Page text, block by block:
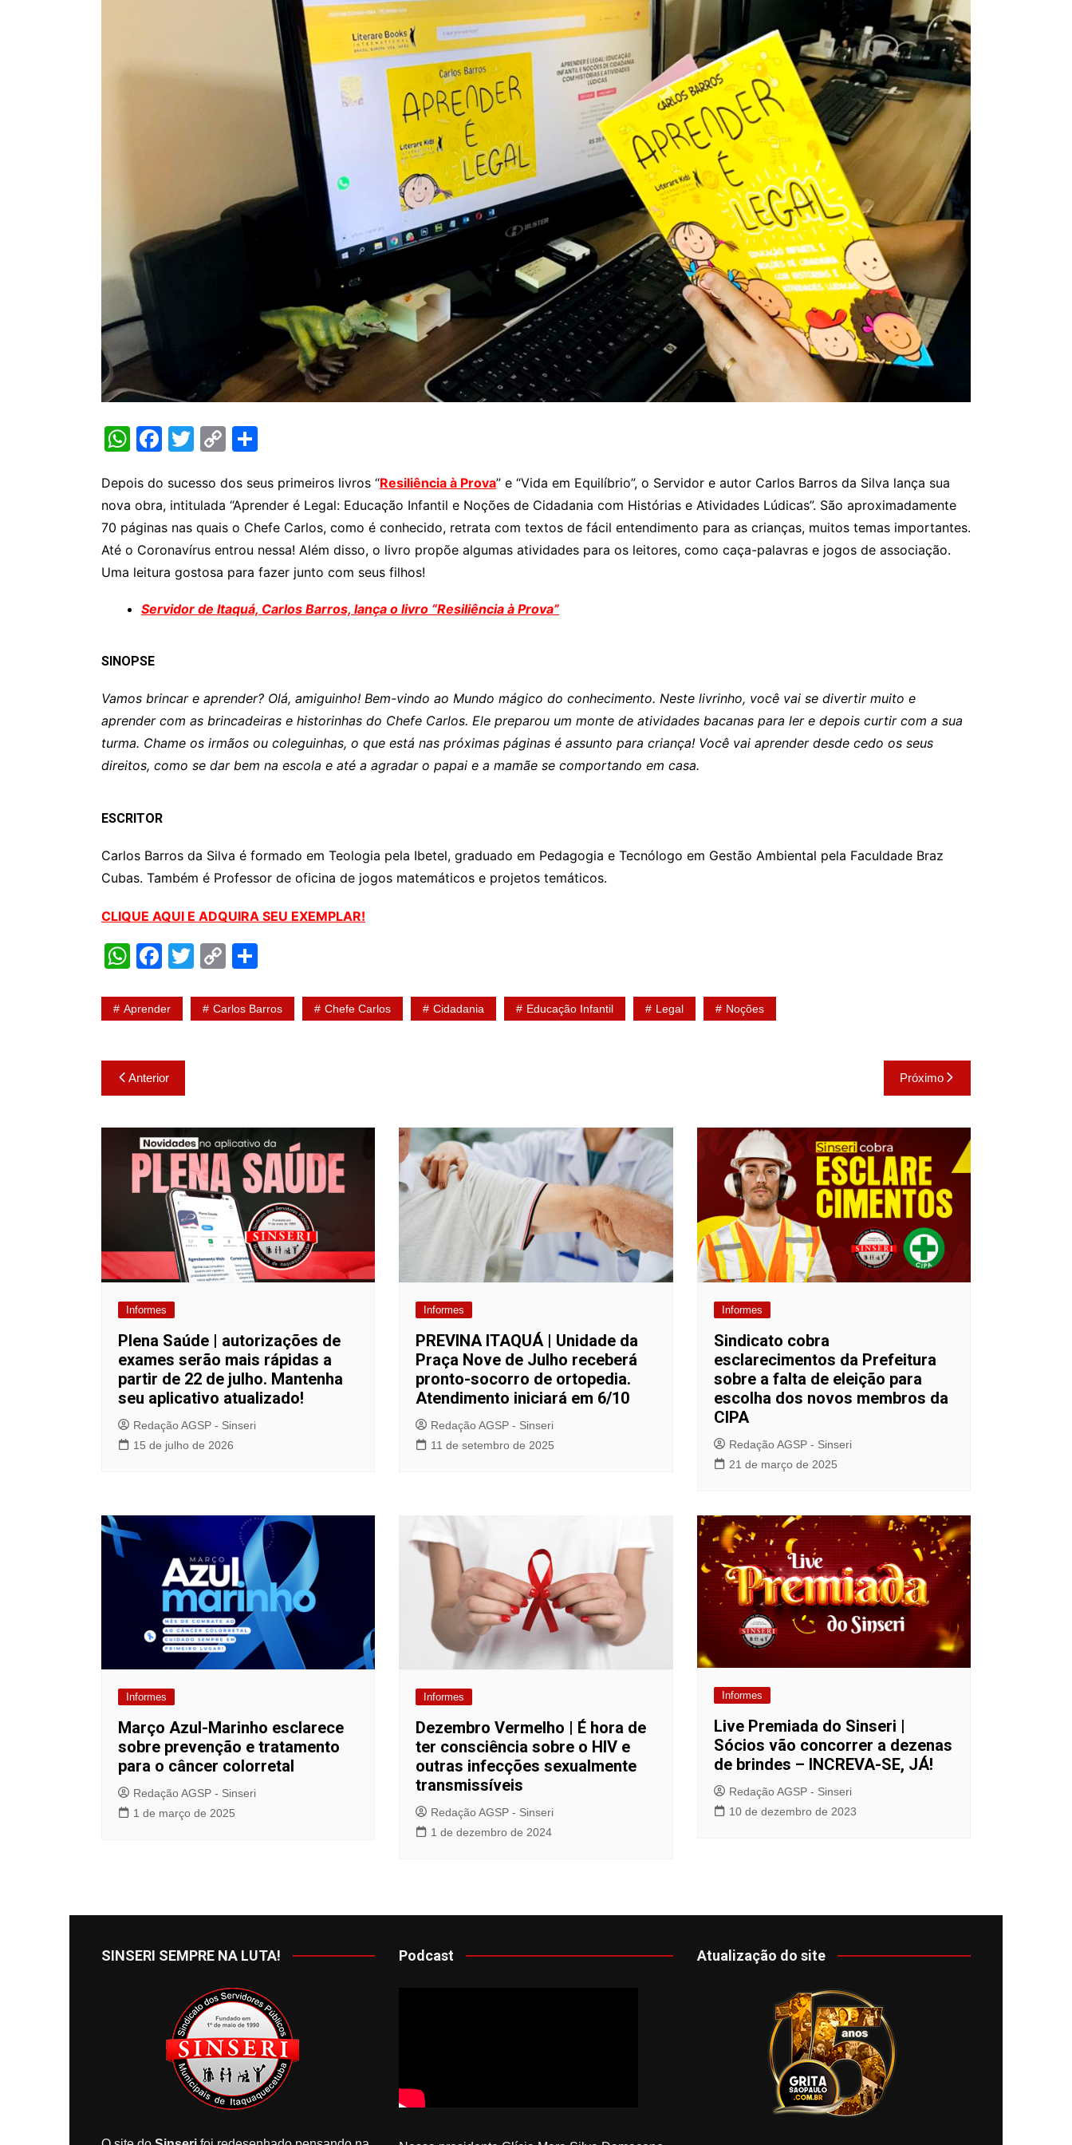
Idiomas
Max Doutor
Mogidonto
Plena Odonto
Plantão Card
Psicólogo
Studio Jet Silva
Sindicatos Online
W
at
s
A
p
F
c
e
b
o
k
T
itt
er
C
p
y
Li
n
ar
e
Depois do sucesso dos seus primeiros livros “Resiliência à Prova” e “Vida em Equilíbrio”, o Servidor e autor Carlos Barros da Silva lança sua
nova obra, intitulada “Aprender é Legal: Educação Infantil e Noções de Cidadania com Histórias e Atividades Lúdicas”. São aproximadamente
70 páginas nas quais o Chefe Carlos, como é conhecido, retrata com textos de fácil entendimento para as crianças, muitos temas importantes.
Até o Coronavírus entrou nessa! Além disso, o livro propõe algumas atividades para os leitores, como caça-palavras e jogos de associação.
Uma leitura gostosa para fazer junto com seus filhos!
Servidor de Itaquá, Carlos Barros, lança o livro “Resiliência à Prova”
SINOPSE
Vamos brincar e aprender? Olá, amiguinho! Bem-vindo ao Mundo mágico do conhecimento. Neste livrinho, você vai se divertir muito e
aprender com as brincadeiras e historinhas do Chefe Carlos. Ele preparou um monte de atividades bacanas para ler e depois curtir com a sua
turma. Chame os irmãos ou coleguinhas, o que está nas próximas páginas é assunto para criança! Você vai aprender desde cedo os seus
direitos, como se dar bem na escola e até a agradar o papai e a mamãe se comportando em casa.
ESCRITOR
Carlos Barros da Silva é formado em Teologia pela Ibetel, graduado em Pedagogia e Tecnólogo em Gestão Ambiental pela Faculdade Braz
Cubas. Também é Professor de oficina de jogos matemáticos e projetos temáticos.
CLIQUE AQUI E ADQUIRA SEU EXEMPLAR!
W
at
A
p
F
c
b
o
k
T
itt
C
p ar
Aprender Carlos Barros Chefe Carlos Cidadania Educação Infantil Legal Noções
Navegação
de
Post
Anterior Próximo
Informes
Plena Saúde | autorizações de
exames serão mais rápidas a
partir de 22 de julho. Mantenha
seu aplicativo atualizado!
Redação AGSP - Sinseri
15 de julho de 2026
Informes
PREVINA ITAQUÁ | Unidade da
Praça Nove de Julho receberá
pronto-socorro de ortopedia.
Atendimento iniciará em 6/10
Redação AGSP - Sinseri
11 de setembro de 2025
Informes
Sindicato cobra
esclarecimentos da Prefeitura
sobre a falta de eleição para
escolha dos novos membros da
CIPA
Redação AGSP - Sinseri
21 de março de 2025
Informes
Março Azul-Marinho esclarece
sobre prevenção e tratamento
para o câncer colorretal
Redação AGSP - Sinseri
1 de março de 2025
Informes
Dezembro Vermelho | É hora de
ter consciência sobre o HIV e
outras infecções sexualmente
transmissíveis
Redação AGSP - Sinseri
1 de dezembro de 2024
Informes
Live Premiada do Sinseri |
Sócios vão concorrer a dezenas
de brindes – INCREVA-SE, JÁ!
Redação AGSP - Sinseri
10 de dezembro de 2023
SINSERI SEMPRE NA LUTA! Podcast Atualização do site